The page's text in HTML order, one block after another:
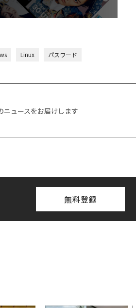
Linux パスワード
ニュースをお届けします
無料登録